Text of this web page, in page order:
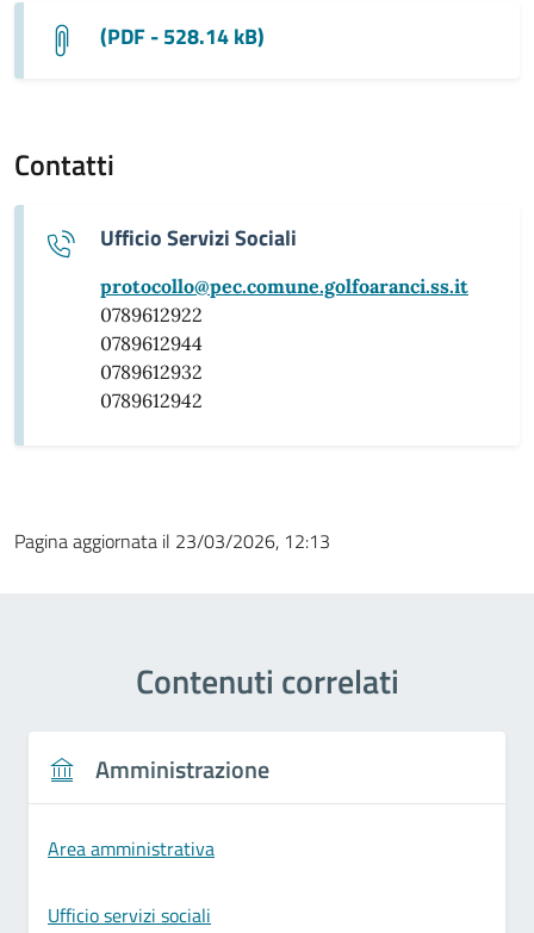
(PDF - 528.14 kB)
Contatti
Ufficio Servizi Sociali
protocollo@pec.comune.golfoaranci.ss.it
0789612922
0789612944
0789612932
0789612942
Pagina aggiornata il 23/03/2026, 12:13
Contenuti correlati
Amministrazione
Area amministrativa
Ufficio servizi sociali